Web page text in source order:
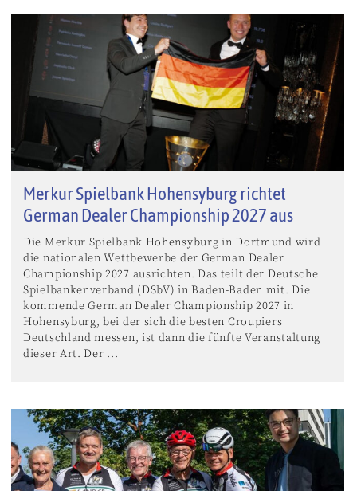
Merkur Spielbank Hohensyburg richtet
German Dealer Championship 2027 aus
Die Merkur Spielbank Hohensyburg in Dortmund wird
die nationalen Wettbewerbe der German Dealer
Championship 2027 ausrichten. Das teilt der Deutsche
Spielbankenverband (DSbV) in Baden-Baden mit. Die
kommende German Dealer Championship 2027 in
Hohensyburg, bei der sich die besten Croupiers
Deutschland messen, ist dann die fünfte Veranstaltung
dieser Art. Der ...